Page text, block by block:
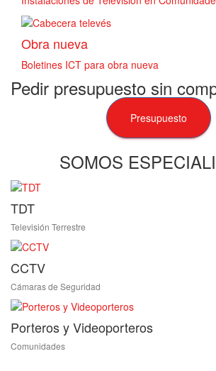
Obra nueva
Boletines ICT para obra nueva
Pedir presupuesto sin
Presupuesto
SOMOS
TDT
Televisión Terrestre
CCTV
Cámaras de Seguridad
Porteros y Videoporteros
Comunidades